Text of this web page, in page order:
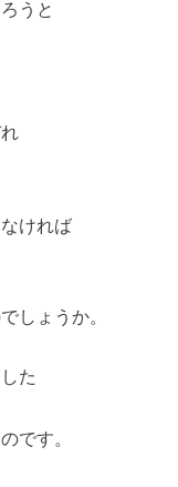
うと
ければ
しょうか。
た
です。